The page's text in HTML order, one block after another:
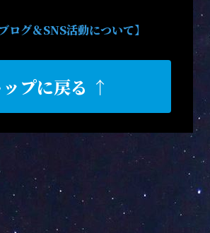
ログ＆SNS活動について】
ップに戻る ↑